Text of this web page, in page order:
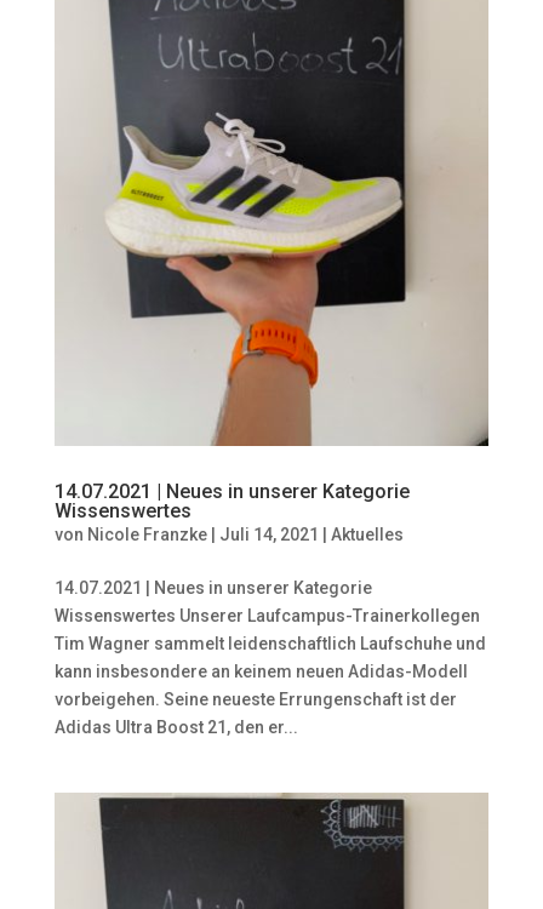
14.07.2021 | Neues in unserer Kategorie
Wissenswertes
von Nicole Franzke| Juli 14, 2021 Aktuelles
14.07.2021 | Neues in unserer Kategorie
Wissenswertes Unserer Laufcampus-Trainerkollegen
Tim Wagner sammelt leidenschaftlich Laufschuhe und
kann insbesondere an keinem neuen Adidas-Modell
vorbeigehen. Seine neueste Errungenschaft ist der
Adidas Ultra Boost 21, den er...